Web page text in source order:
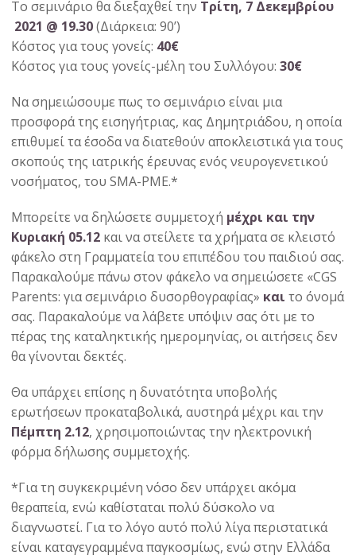
Το σεμινάριο θα διεξαχθεί την Τρίτη, 7 Δεκεμβρίου
2021 @ 19.30(Διάρκεια: 90’)
Κόστος για τους γονείς: 40€
Κόστος για τους γονείς-μέλη του Συλλόγου: 30€
Να σημειώσουμε πως το σεμινάριο είναι μια
προσφορά της εισηγήτριας, κας Δημητριάδου, η οποία
επιθυμεί τα έσοδα να διατεθούν αποκλειστικά για τους
σκοπούς της ιατρικής έρευνας ενός νευρογενετικού
νοσήματος, του SMA-PME.*
Μπορείτε να δηλώσετε συμμετοχή μέχρι και την
Κυριακή 05.12 και να στείλετε τα χρήματα σε κλειστό
φάκελο στη Γραμματεία του επιπέδου του παιδιού σας.
Παρακαλούμε πάνω στον φάκελο να σημειώσετε «CGS
Parents: για σεμινάριο δυσορθογραφίας» και το όνομά
σας. Παρακαλούμε να λάβετε υπόψιν σας ότι με το
πέρας της καταληκτικής ημερομηνίας, οι αιτήσεις δεν
θα γίνονται δεκτές.
Θα υπάρχει επίσης η δυνατότητα υποβολής
ερωτήσεων προκαταβολικά, αυστηρά μέχρι και την
Πέμπτη 2.12, χρησιμοποιώντας την ηλεκτρονική
φόρμα δήλωσης συμμετοχής.
*Για τη συγκεκριμένη νόσο δεν υπάρχει ακόμα
θεραπεία, ενώ καθίσταται πολύ δύσκολο να
διαγνωστεί. Για το λόγο αυτό πολύ λίγα περιστατικά
είναι καταγεγραμμένα παγκοσμίως, ενώ στην Ελλάδα